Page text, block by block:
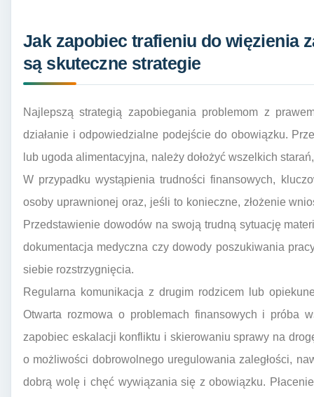
Jak zapobiec trafieniu do więzienia
są skuteczne strategie
Najlepszą strategią zapobiegania problemom z
działanie i odpowiedzialne podejście do obowiązku.
lub ugoda alimentacyjna, należy dołożyć wszelkich
W przypadku wystąpienia trudności finansowych,
osoby uprawnionej oraz, jeśli to konieczne, złożenie
Przedstawienie dowodów na swoją trudną sytuację
dokumentacja medyczna czy dowody poszukiwania
siebie rozstrzygnięcia.
Regularna komunikacja z drugim rodzicem lub
Otwarta rozmowa o problemach finansowych i próba
zapobiec eskalacji konfliktu i skierowaniu sprawy na
o możliwości dobrowolnego uregulowania zaległości,
dobrą wolę i chęć wywiązania się z obowiązku.